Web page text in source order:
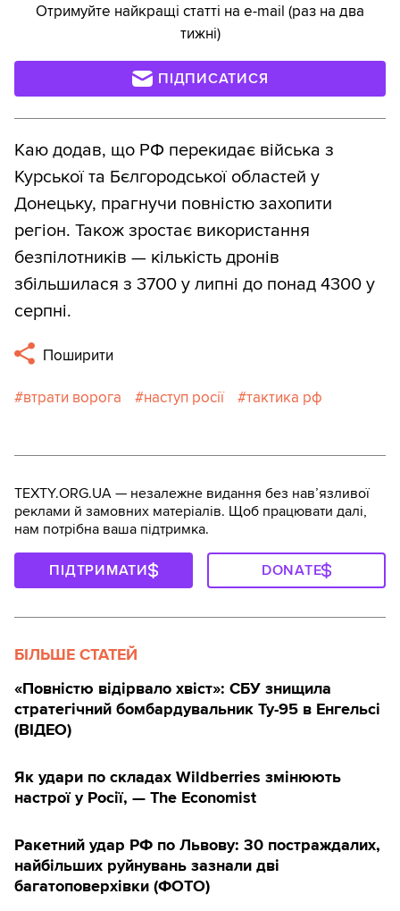
Отримуйте найкращі статті на e-mail (раз на два
тижні)
ПІДПИСАТИСЯ
Каю додав, що РФ перекидає війська з
Курської та Бєлгородської областей у
Донецьку, прагнучи повністю захопити
регіон. Також зростає використання
безпілотників — кількість дронів
збільшилася з 3700 у липні до понад 4300 у
серпні.
Поширити
втрати ворога наступ росії тактика рф
TEXTY.ORG.UA — незалежне видання без навʼязливої
реклами й замовних матеріалів. Щоб працювати далі,
нам потрібна ваша підтримка.
ПІДТРИМАТИ DONATE
БІЛЬШЕ СТАТЕЙ
«Повністю відірвало хвіст»: СБУ знищила
стратегічний бомбардувальник Ту-95 в Енгельсі
(ВІДЕО)
Як удари по складах Wildberries змінюють
настрої у Росії, — The Economist
Ракетний удар РФ по Львову: 30 постраждалих,
найбільших руйнувань зазнали дві
багатоповерхівки (ФОТО)